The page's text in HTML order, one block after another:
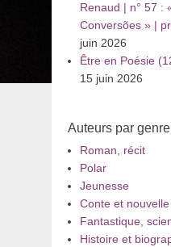
Renaud | n° 57 :
Conversões » |
juin 2026
Être en Poésie
15 juin 2026
Auteurs par genre
Roman, récit
Polar
Jeunesse
Conte et nouvelle
Fantastique,
Histoire et